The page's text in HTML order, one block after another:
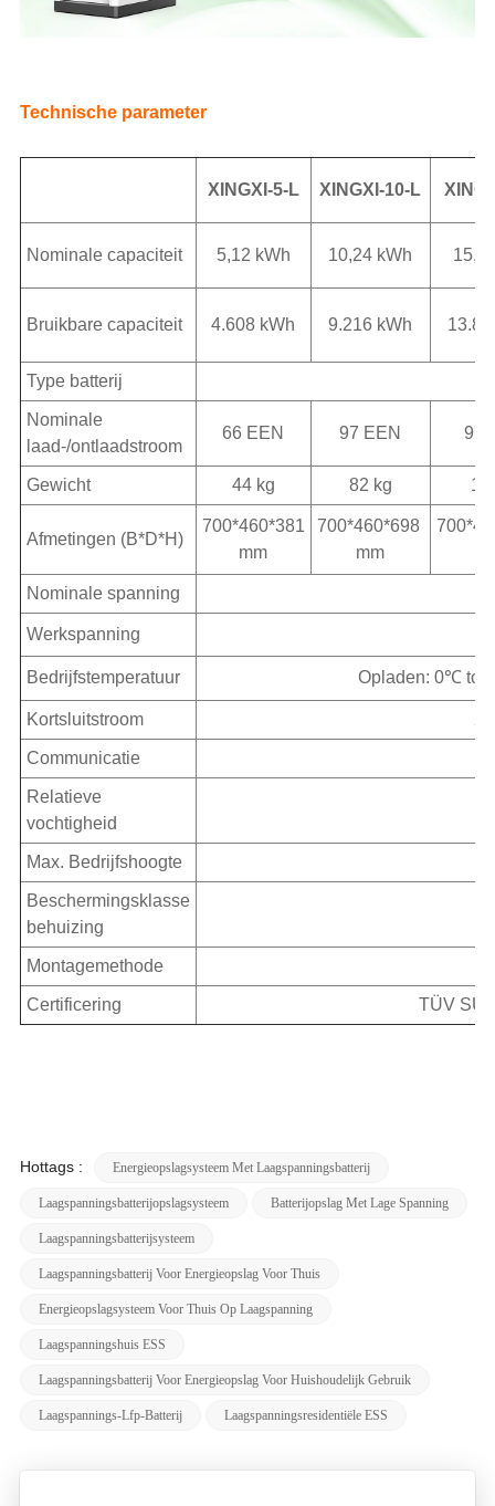
Technische parameter
XINGXI-5-L XINGXI-10-L
Nominale capaciteit 5,12 kWh 10,24 kWh
Bruikbare capaciteit 4.608 kWh 9.216 kWh
Type batterij
Nominale
laad-/ontlaadstroom
66 EEN 97 EEN 97
Gewicht 44 kg 82 kg
Afmetingen (B*D*H)
700*460*381
mm
700*460*698
mm
Nominale spanning
Werkspanning
Bedrijfstemperatuur Opladen: 0℃
Kortsluitstroom
Communicatie
Relatieve
vochtigheid
Max. Bedrijfshoogte
Beschermingsklasse
behuizing
Montagemethode
Certificering TÜV
Hottags : Energieopslagsysteem Met Laagspanningsbatterij
Laagspanningsbatterijopslagsysteem Batterijopslag Met Lage Spanning
Laagspanningsbatterijsysteem
Laagspanningsbatterij Voor Energieopslag Voor Thuis
Energieopslagsysteem Voor Thuis Op Laagspanning
Laagspanningshuis ESS
Laagspanningsbatterij Voor Energieopslag Voor Huishoudelijk Gebruik
Laagspannings-Lfp-Batterij Laagspanningsresidentiële ESS